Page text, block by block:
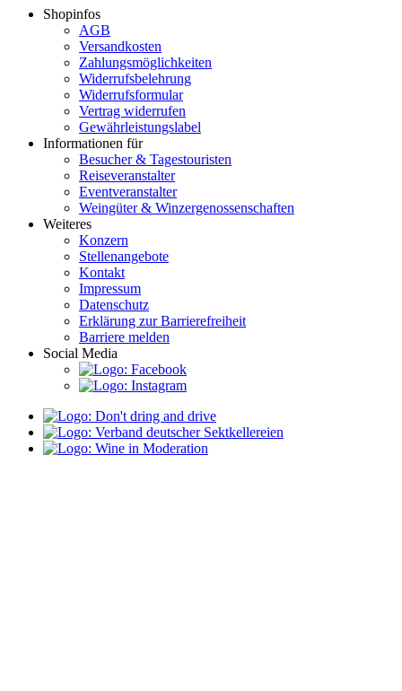
Shopinfos
AGB
Versandkosten
Zahlungsmöglichkeiten
Widerrufsbelehrung
Widerrufsformular
Vertrag widerrufen
Gewährleistungslabel
Informationen für
Besucher & Tagestouristen
Reiseveranstalter
Eventveranstalter
Weingüter & Winzergenossenschaften
Weiteres
Konzern
Stellenangebote
Kontakt
Impressum
Datenschutz
Erklärung zur Barrierefreiheit
Barriere melden
Social Media